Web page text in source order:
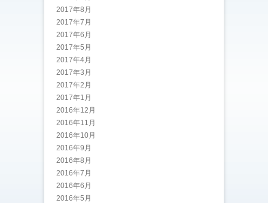
2017年8月
2017年7月
2017年6月
2017年5月
2017年4月
2017年3月
2017年2月
2017年1月
2016年12月
2016年11月
2016年10月
2016年9月
2016年8月
2016年7月
2016年6月
2016年5月